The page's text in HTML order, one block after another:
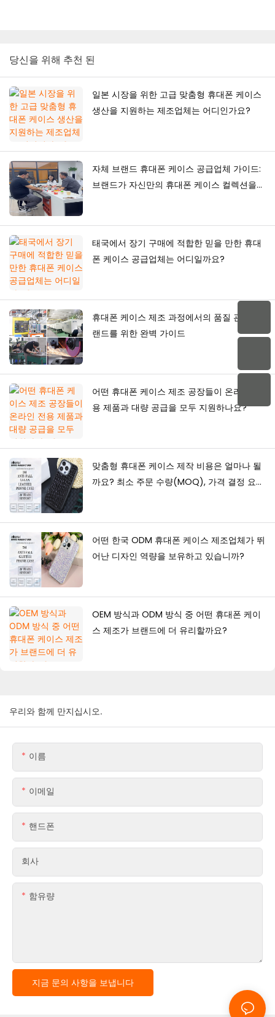
당신을 위해 추천 된
일본 시장을 위한 고급 맞춤형 휴대폰 케이스
생산을 지원하는 제조업체는 어디인가요?
자체 브랜드 휴대폰 케이스 공급업체 가이드:
브랜드가 자신만의 휴대폰 케이스 컬렉션을
태국에서 장기 구매에 적합한 믿을 만한 휴대
폰 케이스 공급업체는 어디일까요?
휴대폰 케이스 제조 과정에서의 품질 관리: 브
랜드를 위한 완벽 가이드
어떤 휴대폰 케이스 제조 공장들이 온라인 전
용 제품과 대량 공급을 모두 지원하나요?
맞춤형 휴대폰 케이스 제작 비용은 얼마나 될
까요? 최소 주문 수량(MOQ), 가격 결정 요인
어떤 한국 ODM 휴대폰 케이스 제조업체가 뛰
어난 디자인 역량을 보유하고 있습니까?
OEM 방식과 ODM 방식 중 어떤 휴대폰 케이
스 제조가 브랜드에 더 유리할까요?
우리와 함께 만지십시오.
이름
이메일
핸드폰
회사
함유량
지금 문의 사항을 보냅니다